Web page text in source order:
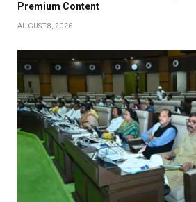
Premium Content
AUGUST 8, 2026